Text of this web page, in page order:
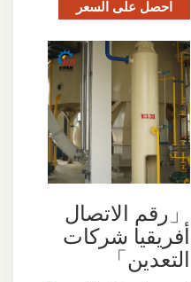
احصل على السعر
「رقم الاتصال
أفريقيا شركات
التعدين」